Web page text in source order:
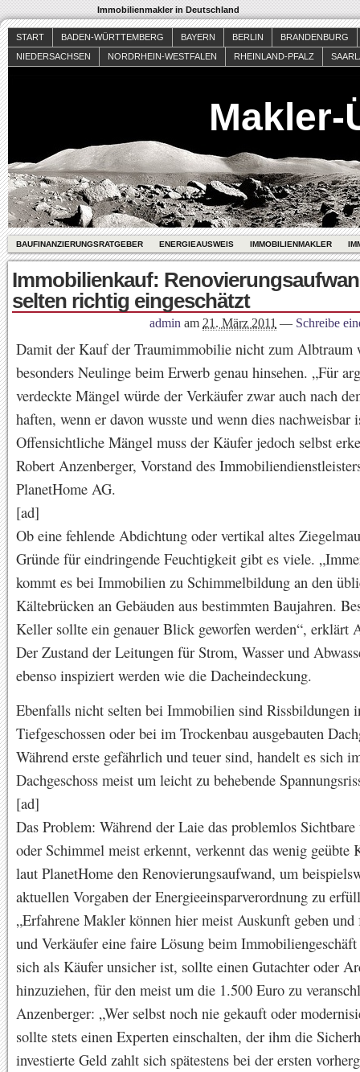
Immobilienmakler in Deutschland
START BADEN-WÜRTTEMBERG BAYERN BERLIN
BRANDENBURG
NIEDERSACHSEN
NORDRHEIN-WESTFALEN RHEINLAND-PFALZ
Makler-
BAUFINANZIERUNGSRATGEBER ENERGIEAUSWEIS IMMOBILIENMAKLER
Immobilienkauf:
selten richtig eingeschätzt
admin am 21. März 2011 — Schreibe
Damit der Kauf der Traumimmobilie nicht zum Albtraum
besonders Neulinge beim Erwerb genau hinsehen. „Für
verdeckte Mängel würde der Verkäufer zwar auch nach
haften, wenn er davon wusste und wenn dies nachweisbar
Offensichtliche Mängel muss der Käufer jedoch selbst
Robert Anzenberger, Vorstand des
PlanetHome AG.
[ad]
Ob eine fehlende Abdichtung oder vertikal altes
Gründe für eindringende Feuchtigkeit gibt es viele.
kommt es bei Immobilien zu Schimmelbildung an den
Kältebrücken an Gebäuden aus bestimmten Baujahren.
Keller sollte ein genauer Blick geworfen werden“, erklärt
Der Zustand der Leitungen für Strom, Wasser und
ebenso inspiziert werden wie die Dacheindeckung.
Ebenfalls nicht selten bei Immobilien sind Rissbildungen
Tiefgeschossen oder bei im Trockenbau ausgebauten
Während erste gefährlich und teuer sind, handelt es sich
Dachgeschoss meist um leicht zu behebende
[ad]
Das Problem: Während der Laie das problemlos
oder Schimmel meist erkennt, verkennt das wenig geübte
laut PlanetHome den Renovierungsaufwand, um
aktuellen Vorgaben der Energieeinsparverordnung zu
„Erfahrene Makler können hier meist Auskunft geben
und Verkäufer eine faire Lösung beim
sich als Käufer unsicher ist, sollte einen Gutachter oder
hinzuziehen, für den meist um die 1.500 Euro zu
Anzenberger: „Wer selbst noch nie gekauft oder
sollte stets einen Experten einschalten, der ihm die
investierte Geld zahlt sich spätestens bei der ersten